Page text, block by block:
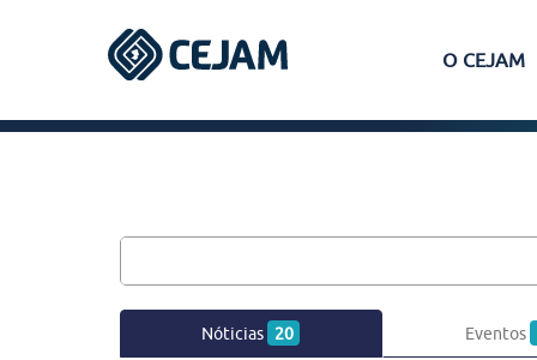
O CEJAM
Ferraz de Vasconcelos
Lins
Peruíbe
Nóticias 20 Eventos